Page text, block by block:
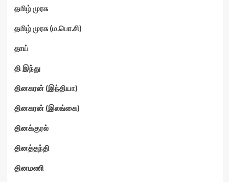
தமிழ் முரசு
தமிழ் முரசு (ம.பொ.சி)
தாய்
தி இந்து
தினகரன் (இந்தியா)
தினகரன் (இலங்கை)
தினக்குரல்
தினத்தந்தி
தினமணி